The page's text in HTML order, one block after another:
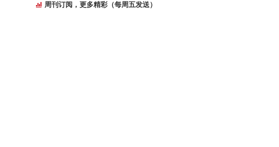
周刊订阅，更多精彩（每周五发送）